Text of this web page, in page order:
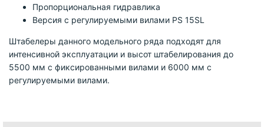
Пропорциональная гидравлика
Версия с регулируемыми вилами PS 15SL
Штабелеры данного модельного ряда подходят для
интенсивной эксплуатации и высот штабелирования до
5500 мм с фиксированными вилами и 6000 мм с
регулируемыми вилами.